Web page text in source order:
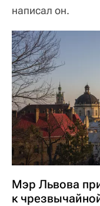
написал он.
Мэр Львова
к